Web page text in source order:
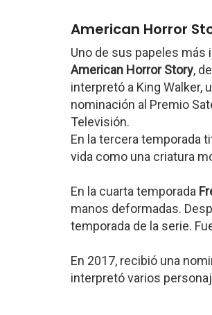
American Horror
Uno de sus papeles más
American Horror Story,
interpretó a King Walker,
nominación al Premio
Televisión.
En la tercera temporada
vida como una criatura
En la cuarta temporada
manos deformadas.
temporada de la serie.
En 2017, recibió una
interpretó varios